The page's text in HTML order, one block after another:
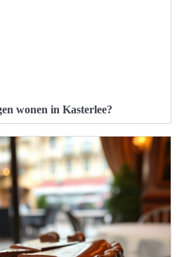
wonen in Kasterlee?